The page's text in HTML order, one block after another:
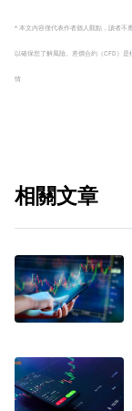
* 本文內容僅代表作者個人觀點，讀者不
以確保您了解風險。 差價合約（CFD）是
情
相關文章